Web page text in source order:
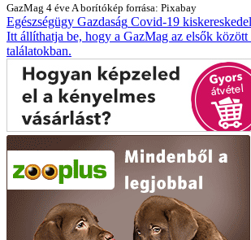
GazMag 4 éve A borítókép forrása: Pixabay
Egészségügy Gazdaság Covid-19
Itt állíthatja be, hogy a GazMag az elsők
találatokban.